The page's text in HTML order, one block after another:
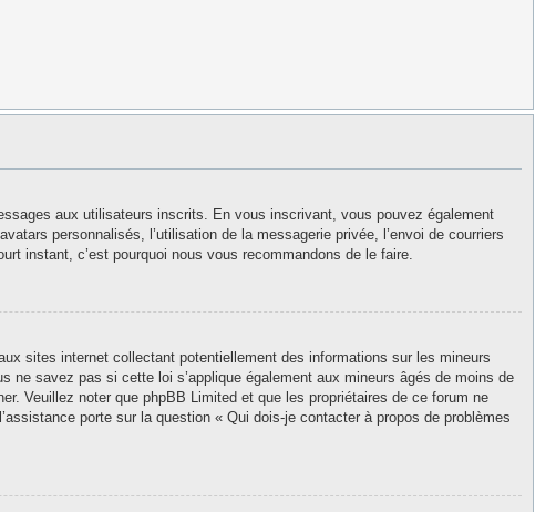
aux utilisateurs inscrits. En vous inscrivant, vous pouvez également
personnalisés, l’utilisation de la messagerie privée, l’envoi de courriers
instant, c’est pourquoi nous vous recommandons de le faire.
sites internet collectant potentiellement des informations sur les mineurs
savez pas si cette loi s’applique également aux mineurs âgés de moins de
Veuillez noter que phpBB Limited et que les propriétaires de ce forum ne
porte sur la question « Qui dois-je contacter à propos de problèmes